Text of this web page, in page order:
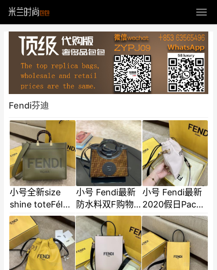
Fendi芬迪
小号全新size
shine toteFéI
TOTE 托特包阳
光手提袋 简单字
母LOGO设
小号 Fendi最新
防水料双F购物
袋 28x22x10
小号 Fendi最新
2020假日Pack
系列 最新抽绳小
包包可手拿可斜
挎正面点缀黑
色-2